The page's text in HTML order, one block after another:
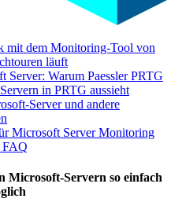
mit dem Monitoring-Tool von
läuft
Warum Paessler PRTG
in PRTG aussieht
Server und andere
Microsoft Server Monitoring
FAQ
Microsoft-Servern so einfach